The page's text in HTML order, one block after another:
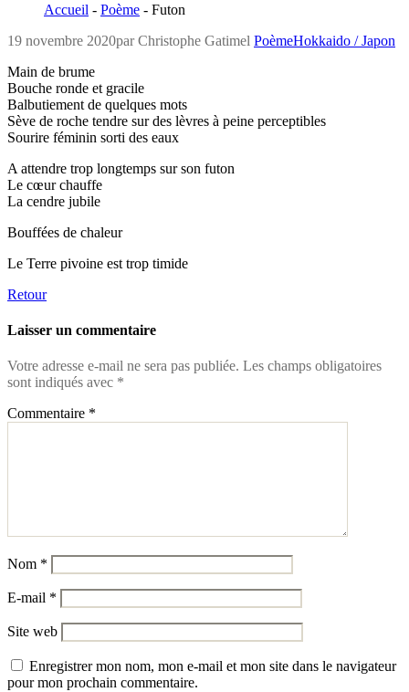
Accueil - Poème - Futon
19 novembre 2020par Christophe Gatimel PoèmeHokkaido / Japon
Main de brume
Bouche ronde et gracile
Balbutiement de quelques mots
Sève de roche tendre sur des lèvres à peine perceptibles
Sourire féminin sorti des eaux
A attendre trop longtemps sur son futon
Le cœur chauffe
La cendre jubile
Bouffées de chaleur
Le Terre pivoine est trop timide
Retour
Laisser un commentaire
Votre adresse e-mail ne sera pas publiée. Les champs obligatoires
sont indiqués avec *
Commentaire *
Nom *
E-mail *
Site web
Enregistrer mon nom, mon e-mail et mon site dans le navigateur
pour mon prochain commentaire.